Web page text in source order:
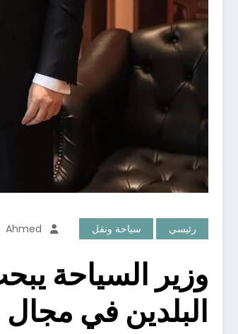
رئيسي سياحة ونقل Ahmed
وزير السياحة
البلدين في مجال